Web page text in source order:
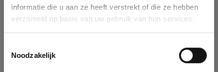
informatie die u aan ze heeft verstrekt of die ze hebben
verzameld op basis van uw gebruik van hun services.
Noodzakelijk
You can search a company in our database by name, VAT or
enterprise ID. When a company is selected it will auto-complete the
form. If you don't find your company in our database, you can create
Ok